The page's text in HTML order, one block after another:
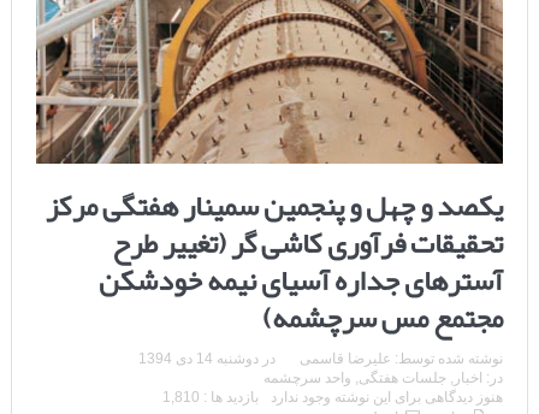
یکصد و چهل و پنجمین سمینار هفتگی مرکز
تحقیقات فرآوری کاشی گر (تغییر طرح
آسترهای جداره آسیای نیمه خودشکن
مجتمع مس سرچشمه)
نوشته شده توسط: علیرضا قاسمی در دوشنبه 14 دی 1394
در: اخبار , جلسات هفتگی, واحد سرچشمه
هنوز دیدگاهی برای این نوشته وجود ندارد
بازدید ها : 1,810